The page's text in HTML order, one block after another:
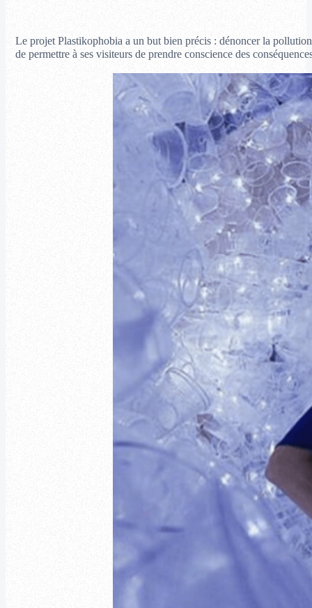
Le projet Plastikophobia a un but bien précis : dénoncer la
de permettre à ses visiteurs de prendre conscience des